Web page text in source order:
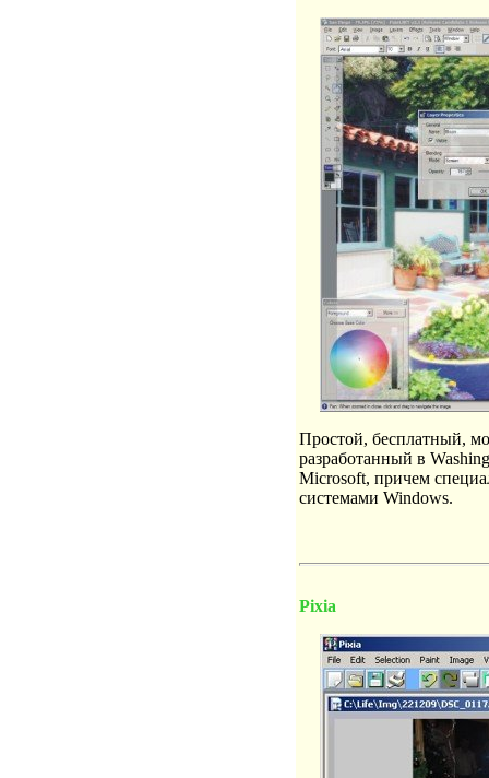
Простой, бесплатный,
разработанный в
Microsoft, причем
системами Windows.
Pixia